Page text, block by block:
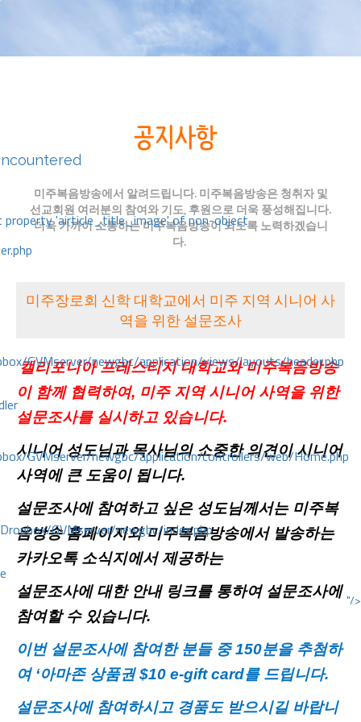
property 'airticle_title_image' of non-object
GVMserver/newgbc/application/views/layouts/header.php
GVMserver/newgbc/application/controllers/web/Home.php
GVMserver/newgbc/index.php
"/>
미주복음방송에서 알려드립니다. 미주복음방송은 청취자 및
선교회원 여러분의 참여와 기도, 후원으로 더욱 풍성해집니다.
더욱 가까이 소통하는 미주복음방송이 되도록 노력하겠습니
다.
미주장로회 신학 대학교에서 미주 지역 시니어 사
역을 위한 설문조사
캘리포니아 프레스티지 대학교와 미주복음방송
이 함께 협력하여, 미주 지역 시니어 사역을 위한
설문조사를 실시하고 있습니다.
시니어 성도님과 목사님의 소중한 의견이 시니어
사역에 큰 도움이 됩니다.
설문조사에 참여하고 싶은 성도님께서는 미주복
음방송 홈페이지와 미주복음방송에서 발송하는
카카오톡 소식지에서 제공하는
설문조사에 대한 안내 링크를 통하여 설문조사에
참여할 수 있습니다.
이번 설문조사에 참여한 분들 중150분을 추첨하
여 ‘아마존 상품권 $10 e-gift card를 드립니다.
설문조사에 참여하시고 경품도 받으시길 바랍니